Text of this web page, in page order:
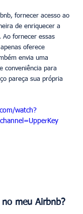
fornecer acesso ao
de enriquecer a
Ao fornecer essas
oferece
envia uma
conveniência para
pareça sua própria
watch?
meu Airbnb?